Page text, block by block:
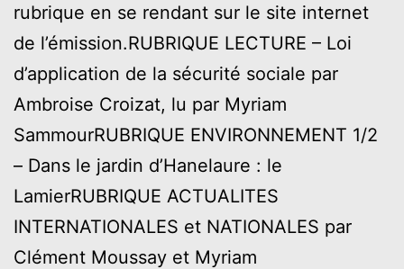
rubrique en se rendant sur le site internet
de l’émission.RUBRIQUE LECTURE – Loi
d’application de la sécurité sociale par
Ambroise Croizat, lu par Myriam
SammourRUBRIQUE ENVIRONNEMENT 1/2
– Dans le jardin d’Hanelaure : le
LamierRUBRIQUE ACTUALITES
INTERNATIONALES et NATIONALES par
Clément Moussay et Myriam